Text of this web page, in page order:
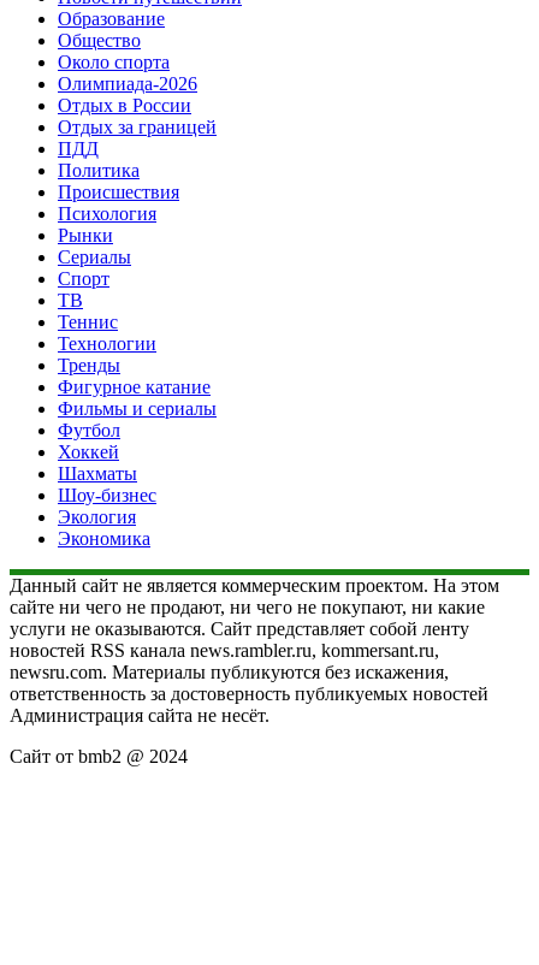
Образование
Общество
Около спорта
Олимпиада-2026
Отдых в России
Отдых за границей
ПДД
Политика
Происшествия
Психология
Рынки
Сериалы
Спорт
ТВ
Теннис
Технологии
Тренды
Фигурное катание
Фильмы и сериалы
Футбол
Хоккей
Шахматы
Шоу-бизнес
Экология
Экономика
Данный сайт не является коммерческим проектом. На этом
сайте ни чего не продают, ни чего не покупают, ни какие
услуги не оказываются. Сайт представляет собой ленту
новостей RSS канала news.rambler.ru, kommersant.ru,
newsru.com. Материалы публикуются без искажения,
ответственность за достоверность публикуемых новостей
Администрация сайта не несёт.
Сайт от bmb2 @ 2024